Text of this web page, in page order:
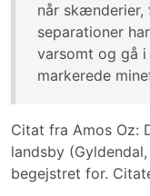
når
separationer
varsomt og gå
markerede
Citat fra Amos Oz:
landsby
begejstret for.